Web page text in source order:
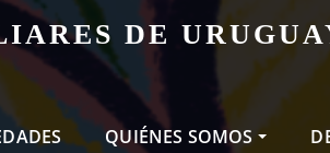
DE
QUIÉNES SOMOS